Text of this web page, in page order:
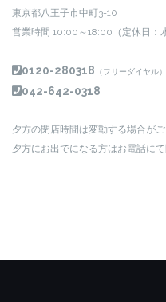
東京都八王子市中町3-10
営業時間 10:00～18:00（定休日：
0120-280318 （フリーダイヤル）
042-642-0318
夕方の閉店時間は変動する場合がご
夕方にお出でになる方はお電話に